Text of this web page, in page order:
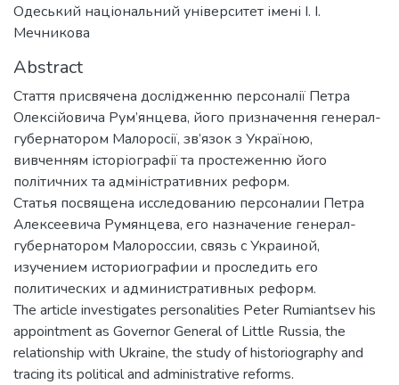
Одеський національний університет імені І. І.
Мечникова
Abstract
Стаття присвячена дослідженню персоналії Петра
Олексійовича Рум’янцева, його призначення генерал-
губернатором Малоросії, зв’язок з Україною,
вивченням історіографії та простеженню його
політичних та адміністративних реформ.
Статья посвящена исследованию персоналии Петра
Алексеевича Румянцева, его назначение генерал-
губернатором Малороссии, связь с Украиной,
изучением историографии и проследить его
политических и административных реформ.
The article investigates personalities Peter Rumiantsev his
appointment as Governor General of Little Russia, the
relationship with Ukraine, the study of historiography and
tracing its political and administrative reforms.